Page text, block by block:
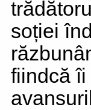
soției
fiindcă